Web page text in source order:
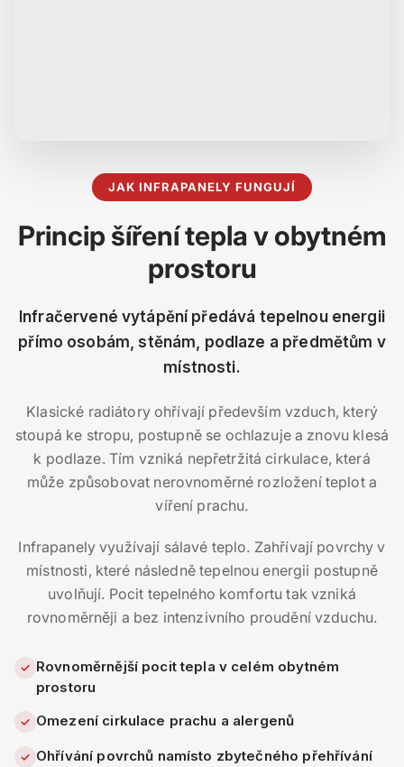
JAK INFRAPANELY FUNGUJÍ
Princip šíření tepla v obytném
prostoru
Infračervené vytápění předává tepelnou energii
přímo osobám, stěnám, podlaze a předmětům v
místnosti.
Klasické radiátory ohřívají především vzduch, který
stoupá ke stropu, postupně se ochlazuje a znovu klesá
k podlaze. Tím vzniká nepřetržitá cirkulace, která
může způsobovat nerovnoměrné rozložení teplot a
víření prachu.
Infrapanely využívají sálavé teplo. Zahřívají povrchy v
místnosti, které následně tepelnou energii postupně
uvolňují. Pocit tepelného komfortu tak vzniká
rovnoměrněji a bez intenzivního proudění vzduchu.
✓ Rovnoměrnější pocit tepla v celém obytném
prostoru
✓ Omezení cirkulace prachu a alergenů
✓ Ohřívání povrchů namísto zbytečného přehřívání